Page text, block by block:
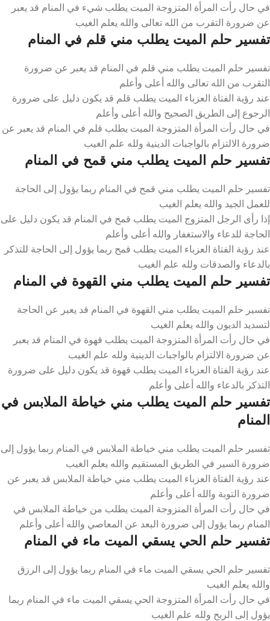
في حال رأت المرأة المتزوجة الميت يطلب شيء في المنام قد يعبر
عن ضرورة التقرب من الله تعالى والله يعلم الغيب
تفسير حلم الميت يطلب مني قلم في المنام
تفسير حلم الميت يطلب مني قلم في المنام قد يعبر عن ضرورة
التقرب من الله تعالى والله أعلى وأعلم
عند رؤية الفتاة العزباء الميت يطلب قلم قد يكون دليل على ضرورة
الرجوع إلى الطريق الصحيح والله أعلى وأعلم
في حال رأت المرأة المتزوجة الميت يطلب قلم في المنام قد يعبر عن
ضرورة الالتزام بالواجبات الدينية ولله علم الغيب
تفسير حلم الميت يطلب مني قمح في المنام
تفسير حلم الميت يطلب مني قمح في المنام ربما يؤول إلى الحاجة
للعمل الجيد والله يعلم الغيب
إذا رأى الرجل المتزوج الميت يطلب قمح في المنام قد يكون دليل على
الحاجة للدعاء والاستغفار والله أعلى وأعلم
عند رؤية الفتاة العزباء الميت يطلب قمح ربما يؤول إلى الحاجة للتذكر
بالدعاء والصدقات ولله علم الغيب
تفسير حلم الميت يطلب مني القهوة في المنام
تفسير حلم الميت يطلب مني القهوة في المنام قد يعبر عن الحاجة
لتسديد الديون والله يعلم الغيب
في حال رأت المرأة المتزوجة الميت يطلب قهوة في المنام قد يعبر
عن ضرورة الالتزام بالواجبات الدينية ولله علم الغيب
عند رؤية الفتاة العزباء الميت يطلب قهوة قد يكون دليل على ضرورة
التذكر بالدعاء والله أعلى وأعلم
تفسير حلم الميت يطلب مني خياطة الملابس في
المنام
تفسير حلم الميت يطلب مني خياطة الملابس في المنام ربما يؤول إلى
ضرورة السير في الطريق المستقيم والله يعلم الغيب
عند رؤية الفتاة العزباء الميت يطلب مني خياطة الملابس قد يعبر عن
ضرورة التوبة والله أعلى وأعلم
في حال رأت المرأة المتزوجة الميت يطلب من خياطة الملابس في
المنام ربما يؤول إلى ضرورة البعد عن المعاصي والله أعلى وأعلم
تفسير حلم الحي يسقي الميت ماء في المنام
تفسير حلم الحي يسقي الميت ماء في المنام ربما يؤول إلى الرزق
والله يعلم الغيب
في حال رأت المرأة المتزوجة الحي يسقي الميت ماء في المنام ربما
يؤول إلى الربح ولله علم الغيب